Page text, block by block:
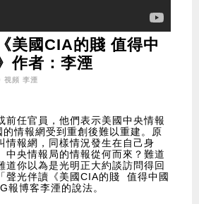
美國CIA的賤 值得中
作者：李湮
視頻 李湮
前任官員，他們表示美國中央情報
情報網受到重創後難以重建。原
情報網，同樣情況發生在自己身
中央情報局的情報從何而來？難道
道你以為是光明正大約談訪問得回
聲光伴讀《美國CIA的賤 值得中國
報博客李湮的說法。